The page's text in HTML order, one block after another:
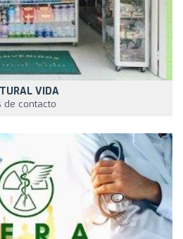
VIDA
de contacto